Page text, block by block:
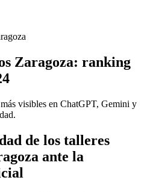
Zaragoza: ranking
visibles en ChatGPT, Gemini y
de los talleres
ante la